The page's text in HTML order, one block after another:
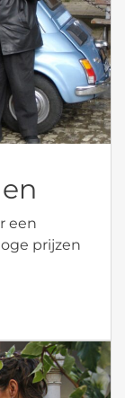
een
prijzen